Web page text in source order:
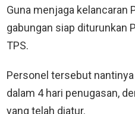
Guna menjaga kelancaran
gabungan siap diturunkan
TPS.
Personel tersebut
dalam 4 hari penugasan,
yang telah diatur.